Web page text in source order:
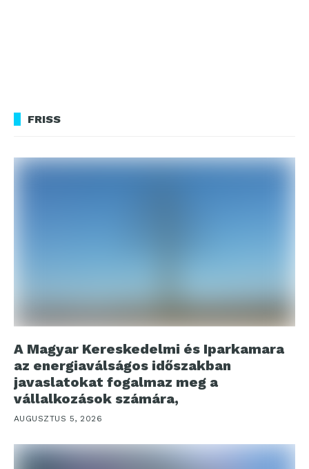
FRISS
A Magyar Kereskedelmi és Iparkamara
az energiaválságos időszakban
javaslatokat fogalmaz meg a
vállalkozások számára,
AUGUSZTUS 5, 2026